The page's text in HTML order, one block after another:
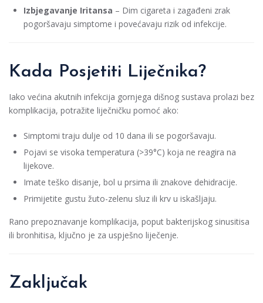
Izbjegavanje Iritansa – Dim cigareta i zagađeni zrak
pogoršavaju simptome i povećavaju rizik od infekcije.
Kada Posjetiti Liječnika?
Iako većina akutnih infekcija gornjega dišnog sustava prolazi bez
komplikacija, potražite liječničku pomoć ako:
Simptomi traju dulje od 10 dana ili se pogoršavaju.
Pojavi se visoka temperatura (>39°C) koja ne reagira na
lijekove.
Imate teško disanje, bol u prsima ili znakove dehidracije.
Primijetite gustu žuto-zelenu sluz ili krv u iskašljaju.
Rano prepoznavanje komplikacija, poput bakterijskog sinusitisa
ili bronhitisa, ključno je za uspješno liječenje.
Zaključak